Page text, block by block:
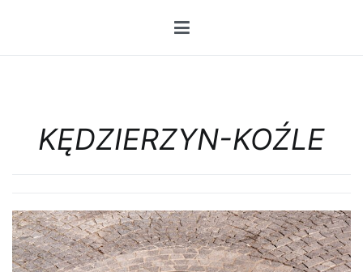
KĘDZIERZYN-KOŹLE